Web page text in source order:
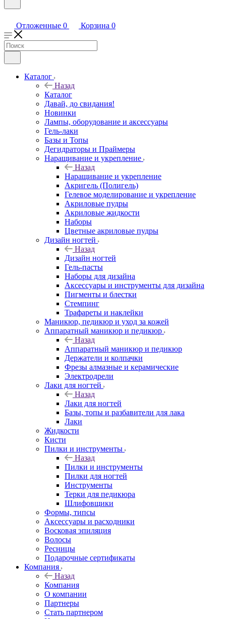
Отложенные 0 Корзина 0
Каталог
Назад
Каталог
Давай, до свидания!
Новинки
Лампы, оборудование и аксессуары
Гель-лаки
Базы и Топы
Дегидраторы и Праймеры
Наращивание и укрепление
Назад
Наращивание и укрепление
Акригель (Полигель)
Гелевое моделирование и укрепление
Акриловые пудры
Акриловые жидкости
Наборы
Цветные акриловые пудры
Дизайн ногтей
Назад
Дизайн ногтей
Гель-пасты
Наборы для дизайна
Аксессуары и инструменты для дизайна
Пигменты и блестки
Стемпинг
Трафареты и наклейки
Маникюр, педикюр и уход за кожей
Аппаратный маникюр и педикюр
Назад
Аппаратный маникюр и педикюр
Держатели и колпачки
Фрезы алмазные и керамические
Электродрели
Лаки для ногтей
Назад
Лаки для ногтей
Базы, топы и разбавители для лака
Лаки
Жидкости
Кисти
Пилки и инструменты
Назад
Пилки и инструменты
Пилки для ногтей
Инструменты
Терки для педикюра
Шлифовщики
Формы, типсы
Аксессуары и расходники
Восковая эпиляция
Волосы
Ресницы
Подарочные сертификаты
Компания
Назад
Компания
О компании
Партнеры
Стать партнером